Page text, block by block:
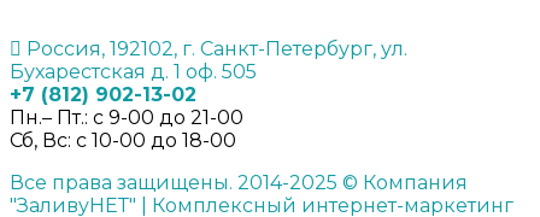
Россия, 192102, г. Санкт-Петербург, ул.
Бухарестская д. 1 оф. 505
+7 (812) 902-13-02
Пн.– Пт.: с 9-00 до 21-00
Сб, Вс: с 10-00 до 18-00
Все права защищены. 2014-2025 © Компания
"ЗаливуНЕТ" | Комплексный интернет-маркетинг